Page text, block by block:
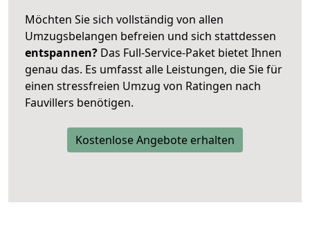
Möchten Sie sich vollständig von allen
Umzugsbelangen befreien und sich stattdessen
entspannen? Das Full-Service-Paket bietet Ihnen
genau das. Es umfasst alle Leistungen, die Sie für
einen stressfreien Umzug von Ratingen nach
Fauvillers benötigen.
Kostenlose Angebote erhalten